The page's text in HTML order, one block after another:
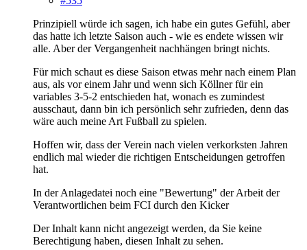
Prinzipiell würde ich sagen, ich habe ein gutes Gefühl, aber
das hatte ich letzte Saison auch - wie es endete wissen wir
alle. Aber der Vergangenheit nachhängen bringt nichts.
Für mich schaut es diese Saison etwas mehr nach einem Plan
aus, als vor einem Jahr und wenn sich Köllner für ein
variables 3-5-2 entschieden hat, wonach es zumindest
ausschaut, dann bin ich persönlich sehr zufrieden, denn das
wäre auch meine Art Fußball zu spielen.
Hoffen wir, dass der Verein nach vielen verkorksten Jahren
endlich mal wieder die richtigen Entscheidungen getroffen
hat.
In der Anlagedatei noch eine "Bewertung" der Arbeit der
Verantwortlichen beim FCI durch den Kicker
Der Inhalt kann nicht angezeigt werden, da Sie keine
Berechtigung haben, diesen Inhalt zu sehen.